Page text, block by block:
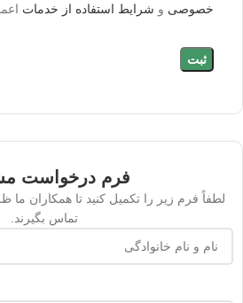
خصوصی و شرایط استفاده از خدمات
فرم درخواست
تماس بگیرند.